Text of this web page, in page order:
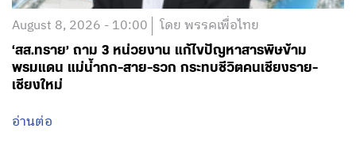
เชียงใหม่
อ่านต่อ